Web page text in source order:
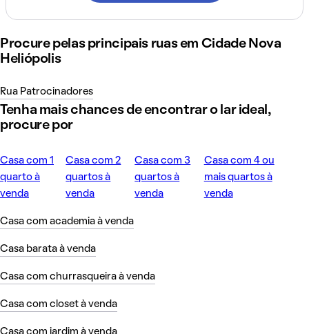
Procure pelas principais ruas em Cidade Nova
Heliópolis
Rua Patrocinadores
Tenha mais chances de encontrar o lar ideal,
procure por
Casa com 1
quarto à
venda
Casa com 2
quartos à
venda
Casa com 3
quartos à
venda
Casa com 4 ou
mais quartos à
venda
Casa com academia à venda
Casa barata à venda
Casa com churrasqueira à venda
Casa com closet à venda